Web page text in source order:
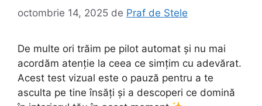
octombrie 14, 2025 de Praf de Stele
De multe ori trăim pe pilot automat și nu mai
acordăm atenție la ceea ce simțim cu adevărat.
Acest test vizual este o pauză pentru a te
asculta pe tine însăți și a descoperi ce domină